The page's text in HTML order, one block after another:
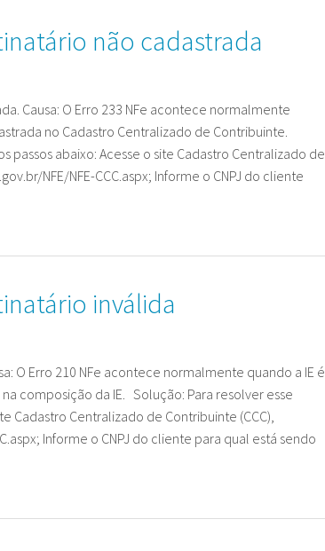
não cadastrada
Causa: O Erro 233 NFe acontece normalmente
no Cadastro Centralizado de Contribuinte.
passos abaixo: Acesse o site Cadastro Centralizado de
NFE/NFE-CCC.aspx; Informe o CNPJ do cliente
inválida
O Erro 210 NFe acontece normalmente quando a IE é
composição da IE. Solução: Para resolver esse
Cadastro Centralizado de Contribuinte (CCC),
Informe o CNPJ do cliente para qual está sendo